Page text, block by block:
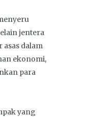
jentera
asas dalam
ekonomi,
para
yang